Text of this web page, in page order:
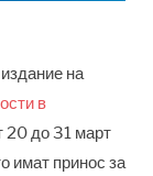
на
в
20 до 31 март
имат принос за